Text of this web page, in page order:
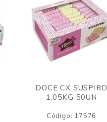
DOCE CX SUSPIRO
1,05KG 50UN
Código: 17576